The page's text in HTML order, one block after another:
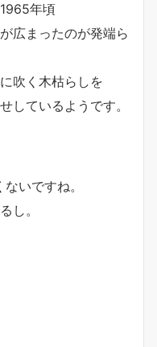
年頃
広まったのが発端ら
吹く木枯らしを
しているようです。
いですね。
し。